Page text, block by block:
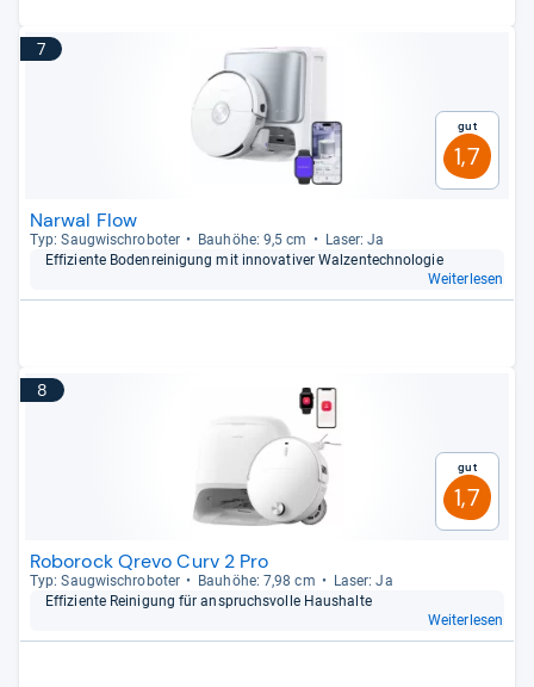
7
Gut
1,7
Narwal Flow
Typ: Saug­wisch­ro­bo­ter Bau­höhe: 9,5 cm
Laser: Ja
Effi­zi­ente Boden­rei­ni­gung mit inno­va­ti­ver Wal­zen­tech­no­lo­gie
Weiterlesen
8
Gut
1,7
Roborock Qrevo Curv 2 Pro
Typ: Saug­wisch­ro­bo­ter Bau­höhe: 7,98 cm
Laser: Ja
Effi­zi­ente Rei­ni­gung für anspruchs­volle Haus­halte
Weiterlesen